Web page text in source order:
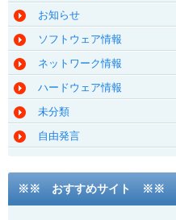
お知らせ
ソフトウェア情報
ネットワーク情報
ハードウェア情報
未分類
自由発言
※※ おすすめサイト ※※